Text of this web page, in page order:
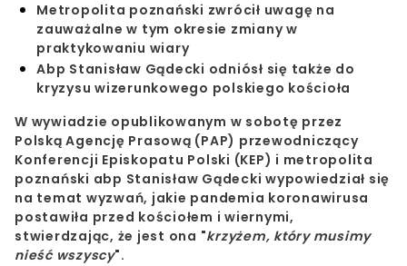
Metropolita poznański zwrócił uwagę na
zauważalne w tym okresie zmiany w
praktykowaniu wiary
Abp Stanisław Gądecki odniósł się także do
kryzysu wizerunkowego polskiego kościoła
W wywiadzie opublikowanym w sobotę przez
Polską Agencję Prasową (PAP) przewodniczący
Konferencji Episkopatu Polski (KEP) i metropolita
poznański abp Stanisław Gądecki wypowiedział się
na temat wyzwań, jakie pandemia koronawirusa
postawiła przed kościołem i wiernymi,
stwierdzając, że jest ona "krzyżem, który musimy
nieść wszyscy".